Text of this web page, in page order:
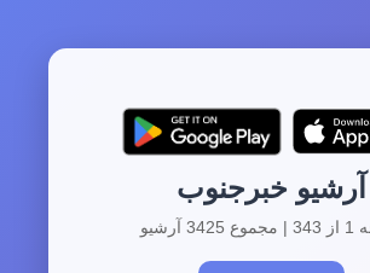
آرشیو خبرجنوب